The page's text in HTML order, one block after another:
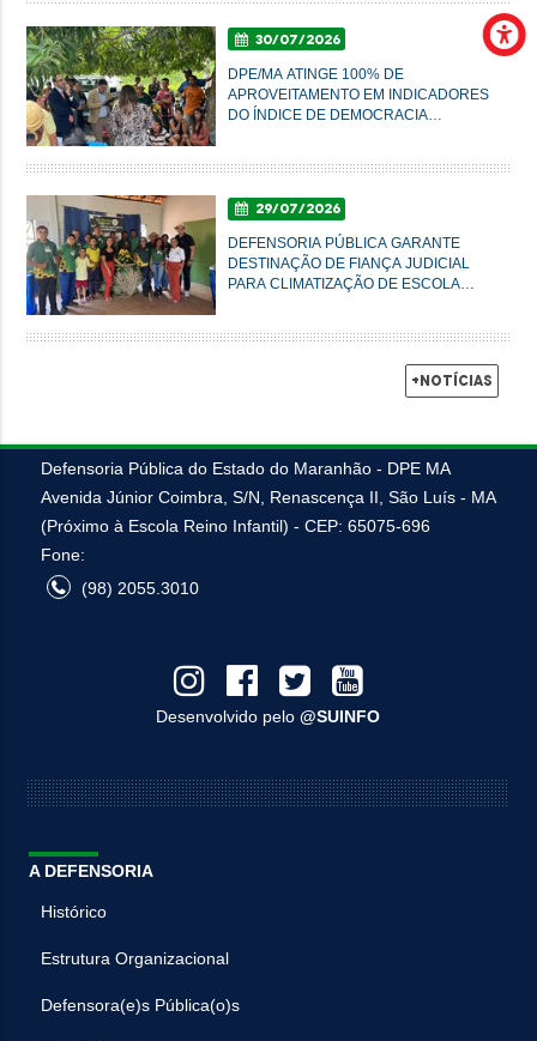
30/07/2026
DPE/MA ATINGE 100% DE
APROVEITAMENTO EM INDICADORES
DO ÍNDICE DE DEMOCRACIA
29/07/2026
DEFENSORIA PÚBLICA GARANTE
DESTINAÇÃO DE FIANÇA JUDICIAL
PARA CLIMATIZAÇÃO DE ESCOLA
+Notícias
Defensoria Pública do Estado do Maranhão - DPE MA
Avenida Júnior Coimbra, S/N, Renascença II, São Luís - MA
(Próximo à Escola Reino Infantil) - CEP: 65075-696
Fone:
(98) 2055.3010
Desenvolvido pelo@SUINFO
A DEFENSORIA
Histórico
Estrutura Organizacional
Defensora(e)s Pública(o)s